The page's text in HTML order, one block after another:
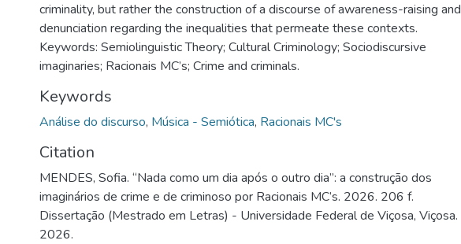
criminality, but rather the construction of a discourse of awareness-raising and
denunciation regarding the inequalities that permeate these contexts.
Keywords: Semiolinguistic Theory; Cultural Criminology; Sociodiscursive
imaginaries; Racionais MC’s; Crime and criminals.
Keywords
Análise do discurso, Música - Semiótica, Racionais MC's
Citation
MENDES, Sofia. “Nada como um dia após o outro dia”: a construção dos
imaginários de crime e de criminoso por Racionais MC’s. 2026. 206 f.
Dissertação (Mestrado em Letras) - Universidade Federal de Viçosa, Viçosa.
2026.